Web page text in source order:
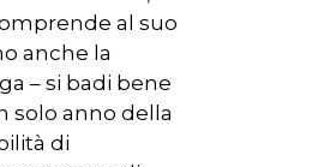
al suo
anche la
– si badi bene
solo anno della
di